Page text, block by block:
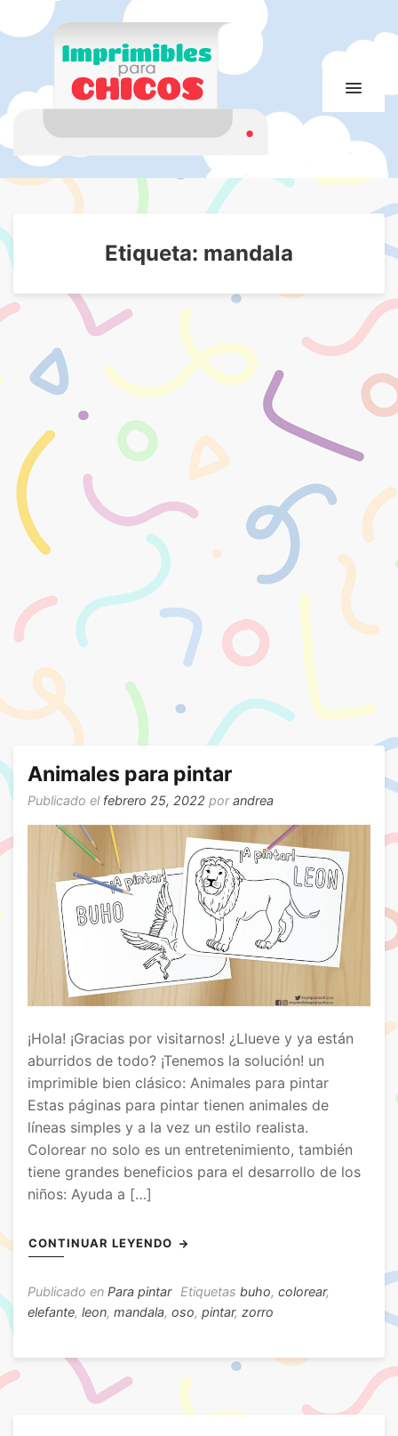
Imprimibles para
chicos
Imprimibles para chicos. Juegos. Imágenes educativas
Etiqueta: mandala
Animales para pintar
Publicado el febrero 25, 2022 porandrea
¡Hola! ¡Gracias por visitarnos! ¿Llueve y ya están
aburridos de todo? ¡Tenemos la solución! un
imprimible bien clásico: Animales para pintar
Estas páginas para pintar tienen animales de
líneas simples y a la vez un estilo realista.
Colorear no solo es un entretenimiento, también
tiene grandes beneficios para el desarrollo de los
niños: Ayuda a […]
CONTINUAR LEYENDO
Publicado en Para pintar Etiquetas buho, colorear,
elefante, leon, mandala, oso, pintar, zorro